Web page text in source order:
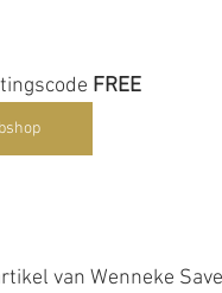
FREE
van Wenneke